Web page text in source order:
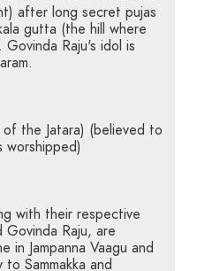
after long secret pujas
gutta (the hill where
Raju's idol is
the Jatara) (believed to
worshipped)
with their respective
Govinda Raju, are
in Jampanna Vaagu and
Sammakka and